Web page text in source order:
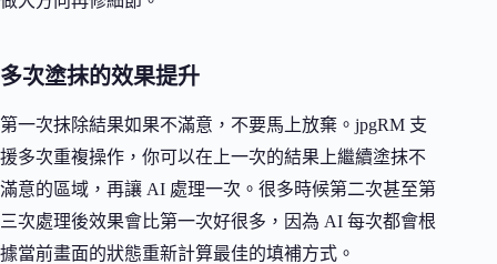
多次塗抹的效果提升
第一次抹除結果如果不滿意，不要馬上放棄。jpgRM 支
援多次重複操作，你可以在上一次的結果上繼續塗抹不
滿意的區域，再讓 AI 處理一次。很多時候第二次甚至第
三次處理後效果會比第一次好很多，因為 AI 每次都會根
據當前畫面的狀態重新計算最佳的填補方式。